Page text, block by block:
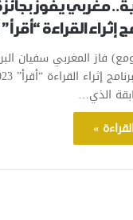
مغربي يفوز
القراءة “أقرأ” 2023
فاز المغربي سفيان
الذي…
»